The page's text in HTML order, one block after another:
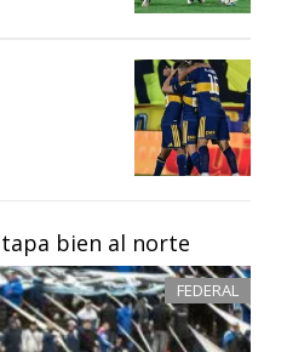
bien al norte
FEDERAL